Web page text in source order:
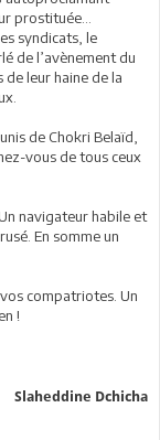
prostituée…
syndicats, le
de l’avènement du
leur haine de la
de Chokri Belaïd,
vous de tous ceux
navigateur habile et
En somme un
compatriotes. Un
!
Slaheddine Dchicha